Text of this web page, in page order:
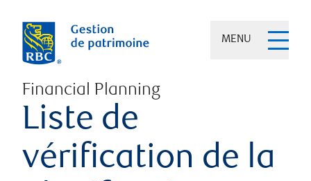
MENU
Financial Planning
Liste de
vérification de la